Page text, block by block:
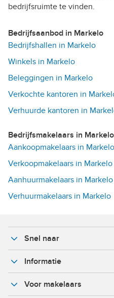
bedrijfsruimte te vinden.
Bedrijfsaanbod in Markelo
Bedrijfshallen in Markelo
Winkels in Markelo
Beleggingen in Markelo
Verkochte kantoren in
Verhuurde kantoren in
Bedrijfsmakelaars in Markelo
Aankoopmakelaars in Markelo
Verkoopmakelaars in Markelo
Aanhuurmakelaars in Markelo
Verhuurmakelaars in Markelo
Snel naar
Informatie
Voor makelaars